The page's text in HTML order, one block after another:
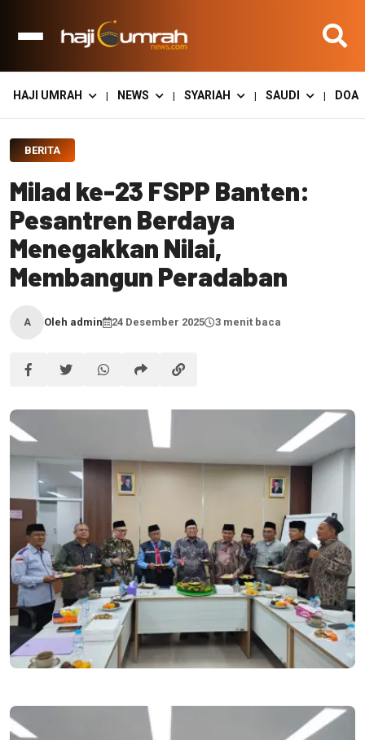
HAJI UMRAH | NEWS | SYARIAH | SAUDI | DOA
BERITA
Milad ke-23 FSPP Banten:
Pesantren Berdaya
Menegakkan Nilai,
Membangun Peradaban
A Oleh admin 24 Desember 2025 3 menit baca